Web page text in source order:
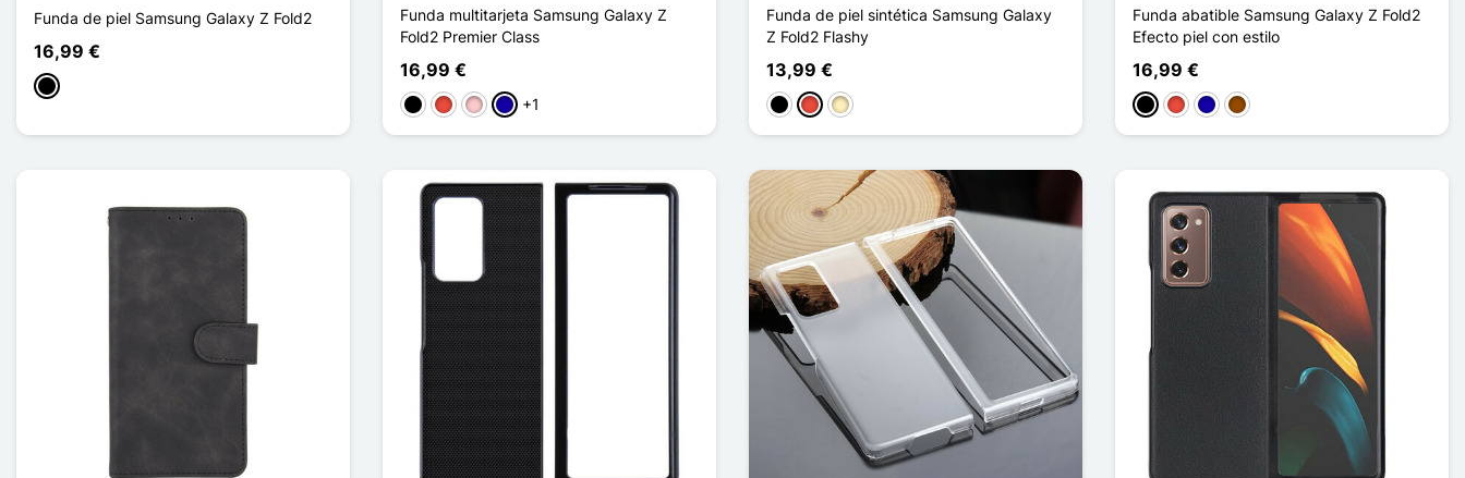
Funda de piel Samsung Galaxy Z Fold2
16,99 €
Negro
Funda multitarjeta Samsung Galaxy Z
Fold2 Premier Class
16,99 €
NegroRojoRosaAzul oscuro
+1
Funda de piel sintética Samsung Galaxy
Z Fold2 Flashy
13,99 €
NegroRojoOro
Funda abatible Samsung Galaxy Z Fold2
Efecto piel con estilo
16,99 €
NegroRojoAzul oscuro
Marrón